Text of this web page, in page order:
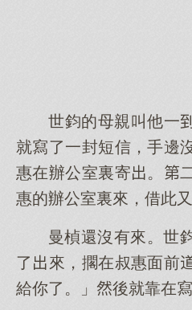
世鈞的母親叫他一
就寫了一封短信，手邊
惠在辦公室裏寄。
惠的辦公室裏來，借此
曼楨還沒有來。世
了來，擱在叔惠面
給你了。」後就靠在